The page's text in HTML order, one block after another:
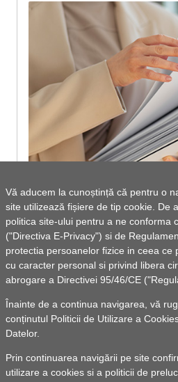
Vă aducem la cunoștință că pentru o
site utilizează fișiere de tip cookie. De
politica site-ului pentru a ne conforma
("Directiva E-Privacy") si de
protectia persoanelor fizice in ceea ce
cu caracter personal si privind libera
abrogare a Directivei 95/46/CE
Înainte de a continua navigarea, vă
conținutul Politicii de Utilizare a
Datelor.
Prin continuarea navigării pe site
utilizare a cookies si a politicii de
Informare publică - Legea